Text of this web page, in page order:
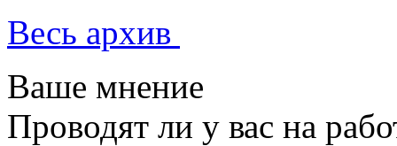
Весь архив
Ваше мнение
Проводят ли у вас на